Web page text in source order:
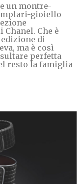
un montre-
gioiello
Che è
di
ma è così
perfetta
resto la famiglia